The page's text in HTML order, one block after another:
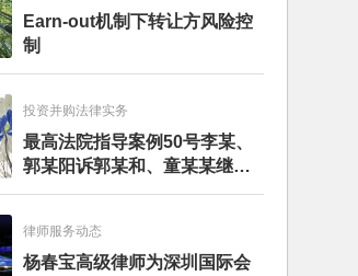
Earn-out机制下转让方风险控
制
投资并购法律实务
最高法院指导案例50号李某、
郭某阳诉郭某和、童某某继承
纠纷案
律师服务动态
杨春宝高级律师为深圳国际会